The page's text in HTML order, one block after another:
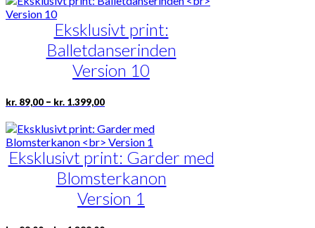
kr. 1.399,00
varianter.
Mulighederne
kan
vælges
på
Eksklusivt print:
Balletdanserinden
Version 10
kr. 89,00 – kr. 1.399,00Prisinterval:
til
kr. 1.399,00
Dette
har
flere
varianter.
Mulighederne
kan
vælges
på
Eksklusivt print: Garder med
Blomsterkanon
Version 1